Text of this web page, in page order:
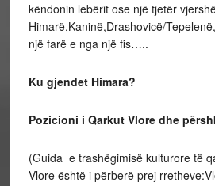
këndonin lebërit ose një tjetër
Himarë,Kaninë,Drashovicë/
një farë e nga një fis…..
Ku gjendet Himara?
Pozicioni i Qarkut Vlore dhe
(Guida e trashëgimisë kulturore të
Vlore është i përberë prej